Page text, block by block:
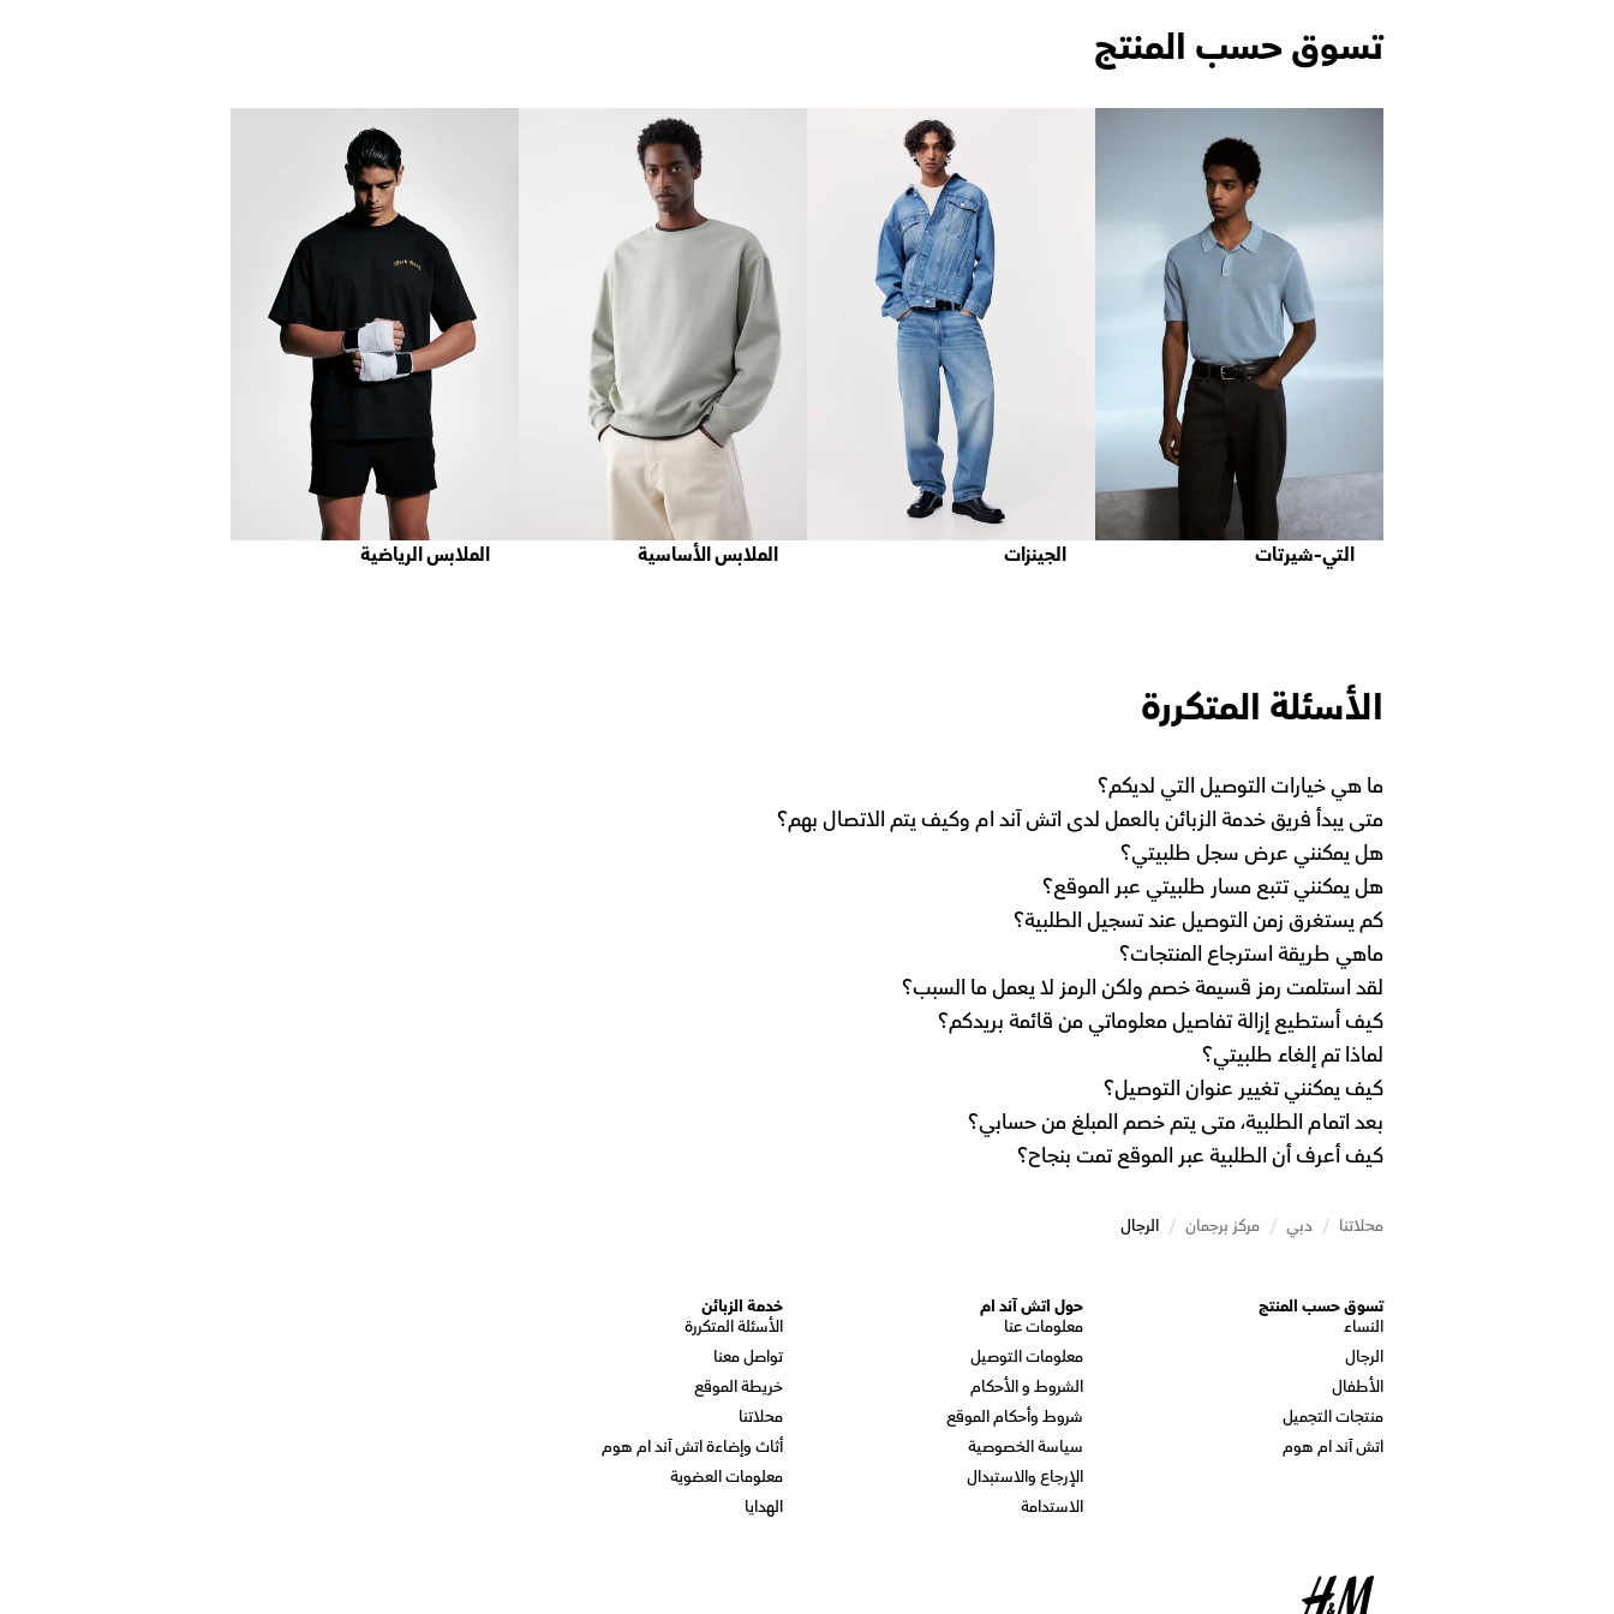
تسوق حسب المنتج
التي-شيرتات الجينزات الملابس الأساسية الملابس الرياضية
الأسئلة المتكررة
ما هي خيارات التوصيل التي لديكم؟
متى يبدأ فريق خدمة الزبائن بالعمل لدى اتش آند ام وكيف يتم الاتصال بهم؟
هل يمكنني عرض سجل طلبيتي؟
هل يمكنني تتبع مسار طلبيتي عبر الموقع؟
كم يستغرق زمن التوصيل عند تسجيل الطلبية؟
ماهي طريقة استرجاع المنتجات؟
لقد استلمت رمز قسيمة خصم ولكن الرمز لا يعمل ما السبب؟
كيف أستطيع إزالة تفاصيل معلوماتي من قائمة بريدكم؟
لماذا تم إلغاء طلبيتي؟
كيف يمكنني تغيير عنوان التوصيل؟
بعد اتمام الطلبية، متى يتم خصم المبلغ من حسابي؟
كيف أعرف أن الطلبية عبر الموقع تمت بنجاح؟
محلاتنا / دبي / مركز برجمان / الرجال
تسوق حسب المنتج
النساء
الرجال
الأطفال
منتجات التجميل
اتش آند ام هوم
حول اتش آند ام
معلومات عنا
معلومات التوصيل
الشروط و الأحكام
شروط وأحكام الموقع
سياسة الخصوصية
الإرجاع والاستبدال
الاستدامة
خدمة الزبائن
الأسئلة المتكررة
تواصل معنا
خريطة الموقع
محلاتنا
أثاث وإضاءة اتش آند ام هوم
معلومات العضوية
الهدايا